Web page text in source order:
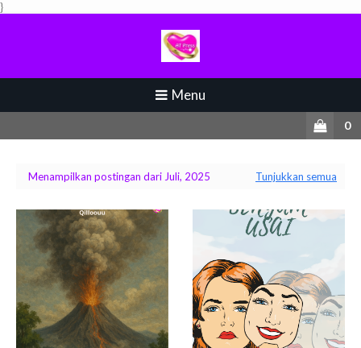
}
Menu
0
Menampilkan postingan dari Juli, 2025 Tunjukkan semua